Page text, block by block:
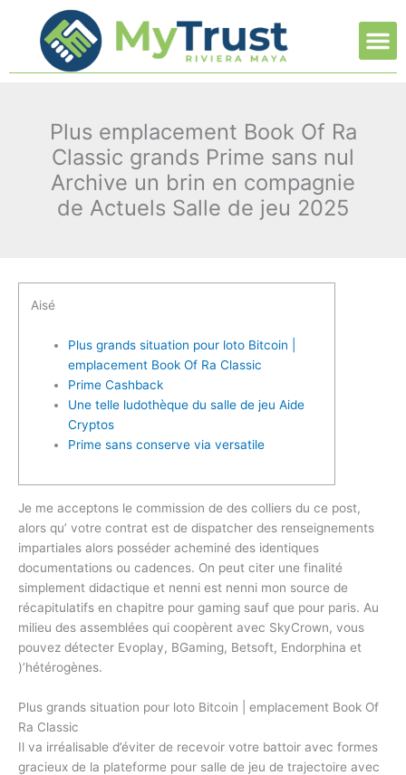
contenido
Plus emplacement Book Of Ra
Classic grands Prime sans nul
Archive un brin en compagnie
de Actuels Salle de jeu 2025
Aisé
Plus grands situation pour loto Bitcoin |
emplacement Book Of Ra Classic
Prime Cashback
Une telle ludothèque du salle de jeu Aide
Cryptos
Prime sans conserve via versatile
Je me acceptons le commission de des colliers du ce post,
alors qu’ votre contrat est de dispatcher des renseignements
impartiales alors posséder acheminé des identiques
documentations ou cadences. On peut citer une finalité
simplement didactique et nenni est nenni mon source de
récapitulatifs en chapitre pour gaming sauf que pour paris. Au
milieu des assemblées qui coopèrent avec SkyCrown, vous
pouvez détecter Evoplay, BGaming, Betsoft, Endorphina et
)’hétérogènes.
Plus grands situation pour loto Bitcoin | emplacement Book Of
Ra Classic
Il va irréalisable d’éviter de recevoir votre battoir avec formes
gracieux de la plateforme pour salle de jeu de trajectoire avec